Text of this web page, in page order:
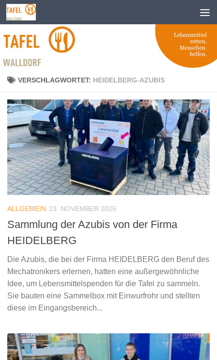
Zum Inhalt springen
VERSCHLAGWORTET: HEIDELBERG-AZUBIS
ALLGEMEIN 23. NOVEMBER 2025
Sammlung der Azubis von der Firma
HEIDELBERG
Die Azubis, die bei der Firma HEIDELBERG den Beruf des
Mechatronikers erlernen, hatten eine außergewöhnliche
Idee, um Lebensmittelspenden für die Tafel zu sammeln.
Sie bauten eine Sammelbox mit Einwurfrohr und stellten
diese im Eingangsbereich...